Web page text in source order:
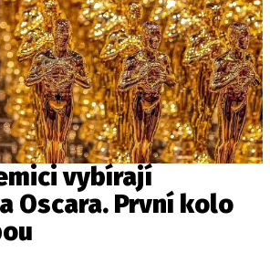
vybírají
Oscara. První kolo